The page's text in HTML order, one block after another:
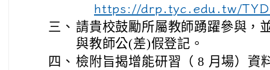
https://drp.tyc.edu.tw/
三、 請貴校鼓勵所屬教師踴躍參與，
與教師公(差)假登記。
四、 檢附旨揭增能研習（ 8 月場）資